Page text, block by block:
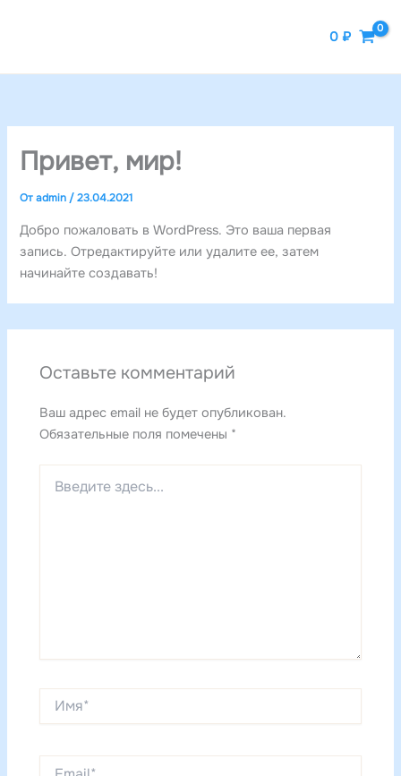
0₽
Привет, мир!
Отadmin/23.04.2021
Добро пожаловать в WordPress. Это ваша первая
запись. Отредактируйте или удалите ее, затем
начинайте создавать!
Оставьте комментарий
Ваш адрес email не будет опубликован.
Обязательные поля помечены *
здесь...
Имя*